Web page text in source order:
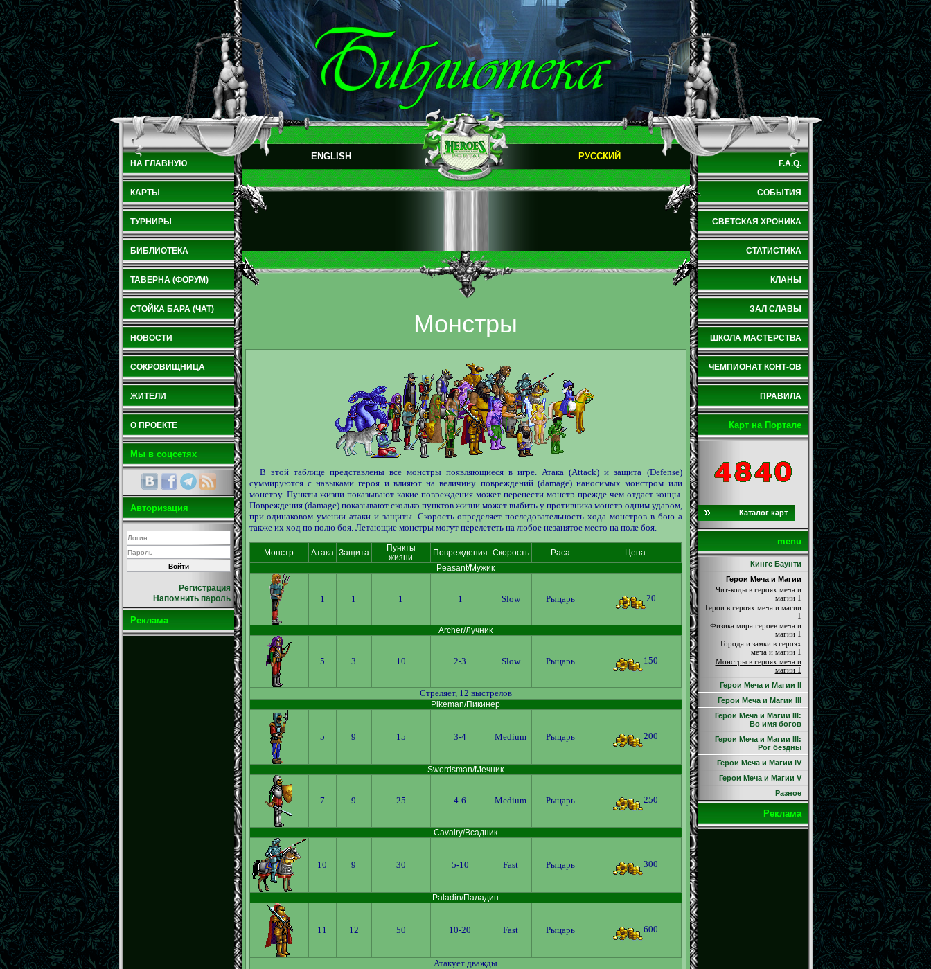
НА ГЛАВНУЮ
КАРТЫ
ТУРНИРЫ
БИБЛИОТЕКА
ТАВЕРНА (ФОРУМ)
СТОЙКА БАРА (ЧАТ)
НОВОСТИ
СОКРОВИЩНИЦА
ЖИТЕЛИ
О ПРОЕКТЕ
Мы в соцсетях
Авторизация
Регистрация
Напомнить пароль
Реклама
ENGLISH РУССКИЙ
Монстры
В этой таблице представлены все монстры появляющиеся в игре. Атака (Attack) и защита (Defense)
суммируются с навыками героя и влияют на величину повреждений (damage) наносимых монстром или
монстру. Пункты жизни показывают какие повреждения может перенести монстр прежде чем отдаст концы.
Повреждения (damage) показывают сколько пунктов жизни может выбить у противника монстр одним ударом,
при одинаковом умении атаки и защиты. Скорость определяет последовательность хода монстров в бою а
также их ход по полю боя. Летающие монстры могут перелететь на любое незанятое место на поле боя.
Монстр Атака Защита
Пункты
жизни
Повреждения Скорость Раса
Цена
Peasant/Мужик
1 1 1 1 Slow Рыцарь 20
Archer/Лучник
5 3 10 2-3 Slow Рыцарь 150
Стреляет, 12 выстрелов
Pikeman/Пикинер
5 9 15 3-4 Medium Рыцарь 200
Swordsman/Мечник
7 9 25 4-6 Medium Рыцарь 250
Cavalry/Всадник
10 9 30 5-10 Fast Рыцарь 300
Paladin/Паладин
11 12 50 10-20 Fast Рыцарь 600
Атакует дважды
F.A.Q.
СОБЫТИЯ
СВЕТСКАЯ ХРОНИКА
СТАТИСТИКА
КЛАНЫ
ЗАЛ СЛАВЫ
ШКОЛА МАСТЕРСТВА
ЧЕМПИОНАТ КОНТ-ОВ
ПРАВИЛА
Карт на Портале
Каталог карт
menu
Кингс Баунти
Герои Меча и Магии
Чит-коды в героях меча и
магии 1
Герои в героях меча и магии
1
Физика мира героев меча и
магии 1
Города и замки в героях
меча и магии 1
Монстры в героях меча и
магии 1
Герои Меча и Магии II
Герои Меча и Магии III
Герои Меча и Магии III:
Во имя богов
Герои Меча и Магии III:
Рог бездны
Герои Меча и Магии IV
Герои Меча и Магии V
Разное
Реклама